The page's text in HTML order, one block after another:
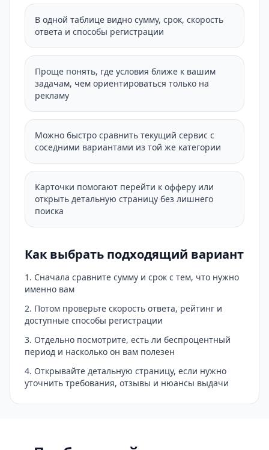
В одной таблице видно сумму, срок, скорость
ответа и способы регистрации
Проще понять, где условия ближе к вашим
задачам, чем ориентироваться только на
рекламу
Можно быстро сравнить текущий сервис с
соседними вариантами из той же категории
Карточки помогают перейти к офферу или
открыть детальную страницу без лишнего
поиска
Как выбрать подходящий вариант
Сначала сравните сумму и срок с тем, что нужно
именно вам
Потом проверьте скорость ответа, рейтинг и
доступные способы регистрации
Отдельно посмотрите, есть ли беспроцентный
период и насколько он вам полезен
Открывайте детальную страницу, если нужно
уточнить требования, отзывы и нюансы выдачи